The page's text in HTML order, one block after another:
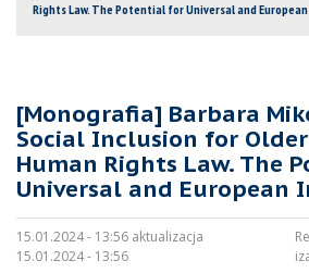
Rights Law. The Potential for Universal and
[Monografia] Barbara
Social Inclusion for
Human Rights Law. The
Universal and European
15.01.2024 - 13:56 aktualizacja
15.01.2024 - 13:56